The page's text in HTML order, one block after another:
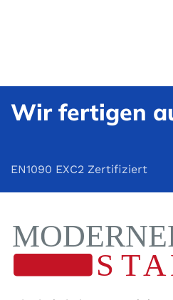
Wir fertigen
EN1090 EXC2 Zertifiziert